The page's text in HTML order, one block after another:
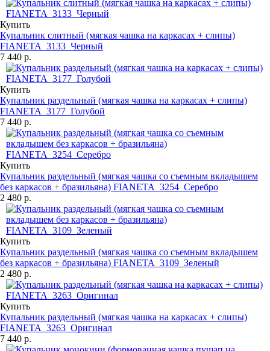
Купить
Купальник слитный (мягкая чашка на каркасах + слипы)
FIANETA_3133_Черный
7 440 р.
Купить
Купальник раздельный (мягкая чашка на каркасах + слипы)
FIANETA_3177_Голубой
7 440 р.
Купить
Купальник раздельный (мягкая чашка со съемным вкладышем
без каркасов + бразильяна) FIANETA_3254_Серебро
2 480 р.
Купить
Купальник раздельный (мягкая чашка со съемным вкладышем
без каркасов + бразильяна) FIANETA_3109_Зеленый
2 480 р.
Купить
Купальник раздельный (мягкая чашка на каркасах + слипы)
FIANETA_3263_Оригинал
7 440 р.